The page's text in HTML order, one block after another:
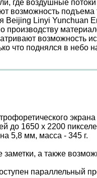
где воздушные
подъема
Linyi Yunchuan
возможность
что поднялся в
до 1650 х 2200
5,8 мм, масса - 345 г.
а также
параллельный